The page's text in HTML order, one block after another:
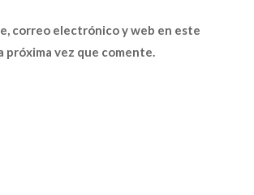
correo electrónico y web en este
próxima vez que comente.